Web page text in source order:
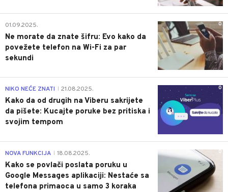
0
01.09.2025.
Ne morate da znate šifru: Evo kako da
povežete telefon na Wi-Fi za par
sekundi
0
NIKO NEĆE ZNATI 21.08.2025.
Kako da od drugih na Viberu sakrijete
da pišete: Kucajte poruke bez pritiska i
svojim tempom
0
NOVA FUNKCIJA 18.08.2025.
Kako se povlači poslata poruku u
Google Messages aplikaciji: Nestaće sa
telefona primaoca u samo 3 koraka